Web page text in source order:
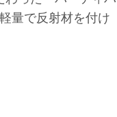
量で反射材を付け